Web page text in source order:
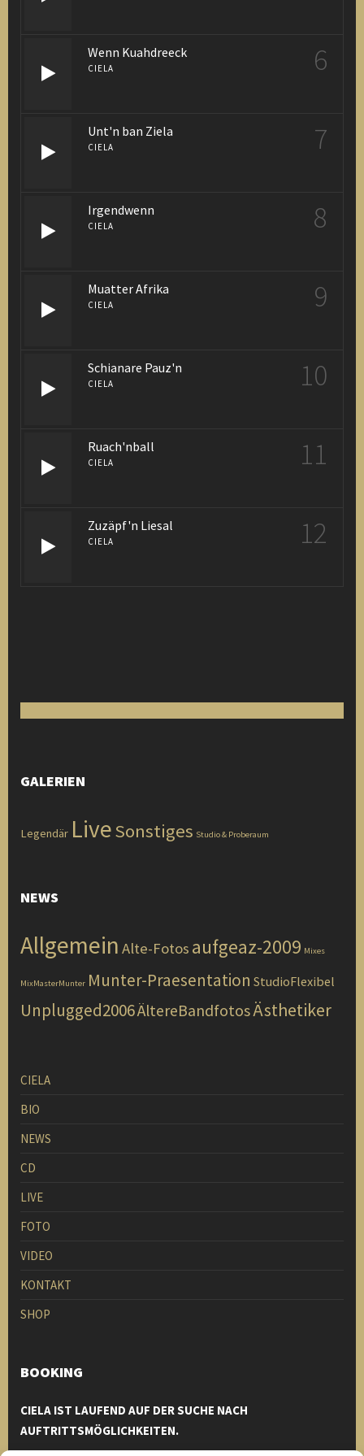
Wenn Kuahdreeck
CIELA 6
Unt'n ban Ziela
CIELA 7
Irgendwenn
CIELA 8
Muatter Afrika
CIELA 9
Schianare Pauz'n
CIELA 10
Ruach'nball
CIELA 11
Zuzäpf'n Liesal
CIELA 12
GALERIEN
Legendär LiveSonstiges Studio & Proberaum
NEWS
Allgemein Alte-Fotos aufgeaz-2009 Mixes
MixMasterMunter Munter-Praesentation StudioFlexibel
Unplugged2006ÄltereBandfotosÄsthetiker
CIELA
BIO
NEWS
CD
LIVE
FOTO
VIDEO
KONTAKT
SHOP
BOOKING
CIELA IST LAUFEND AUF DER SUCHE NACH
AUFTRITTSMÖGLICHKEITEN.